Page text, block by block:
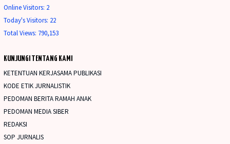
Online Visitors: 2
Today's Visitors: 22
Total Views: 790,153
KUNJUNGI TENTANG KAMI
KETENTUAN KERJASAMA PUBLIKASI
KODE ETIK JURNALISTIK
PEDOMAN BERITA RAMAH ANAK
PEDOMAN MEDIA SIBER
REDAKSI
SOP JURNALIS